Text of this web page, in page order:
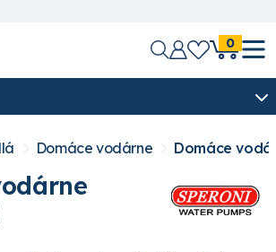
0
Domáce vodárne Domáce